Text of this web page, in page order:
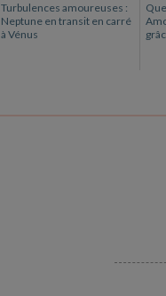
Turbulences amoureuses :
Neptune en transit en carré
à Vénus